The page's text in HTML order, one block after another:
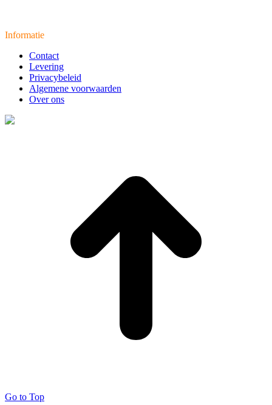
Informatie
Contact
Levering
Privacybeleid
Algemene voorwaarden
Over ons
Go to Top